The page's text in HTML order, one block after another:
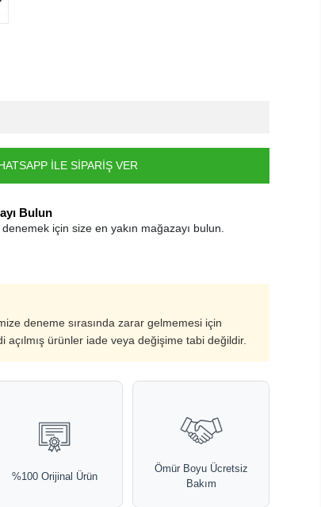
İLE SİPARİŞ VER
Bulun
için size en yakın mağazayı bulun.
deneme sırasında zarar gelmemesi için
açılmış ürünler iade veya değişime tabi değildir.
%100 Orijinal Ürün
Ömür Boyu Ücretsiz
Bakım